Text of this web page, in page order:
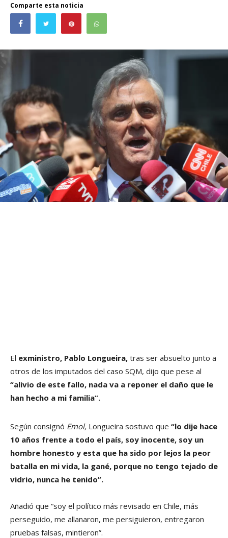
Comparte esta noticia
El exministro, Pablo Longueira, tras ser absuelto junto a
otros de los imputados del caso SQM, dijo que pese al
“alivio de este fallo, nada va a reponer el daño que le
han hecho a mi familia”.
Según consignó Emol, Longueira sostuvo que “lo dije hace
10 años frente a todo el país, soy inocente, soy un
hombre honesto y esta que ha sido por lejos la peor
batalla en mi vida, la gané, porque no tengo tejado de
vidrio, nunca he tenido”.
Añadió que “soy el político más revisado en Chile, más
perseguido, me allanaron, me persiguieron, entregaron
pruebas falsas, mintieron”.